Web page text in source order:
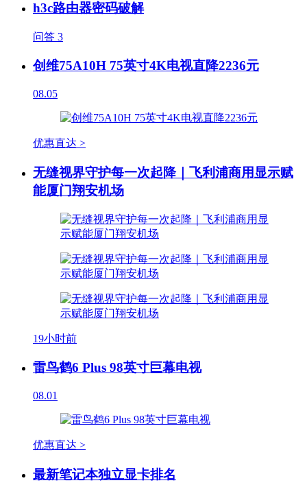
h3c路由器密码破解
问答 3
创维75A10H 75英寸4K电视直降2236元
08.05
优惠直达 >
无缝视界守护每一次起降｜飞利浦商用显示赋
能厦门翔安机场
19小时前
雷鸟鹤6 Plus 98英寸巨幕电视
08.01
优惠直达 >
最新笔记本独立显卡排名